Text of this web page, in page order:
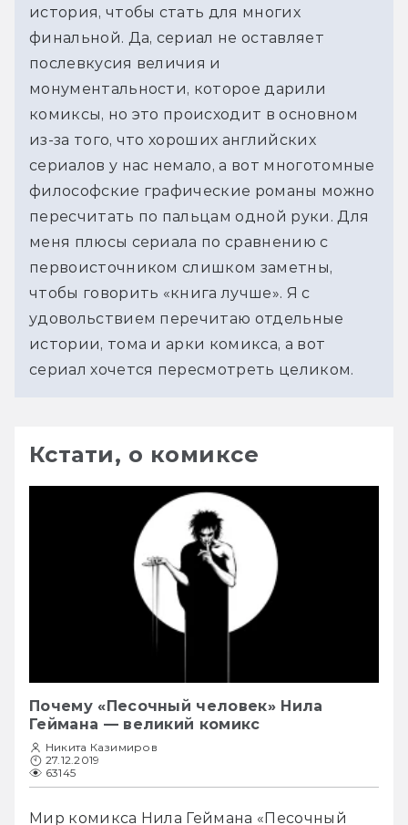
история, чтобы стать для многих
финальной. Да, сериал не оставляет
послевкусия величия и
монументальности, которое дарили
комиксы, но это происходит в основном
из-за того, что хороших английских
сериалов у нас немало, а вот многотомные
философские графические романы можно
пересчитать по пальцам одной руки. Для
меня плюсы сериала по сравнению с
первоисточником слишком заметны,
чтобы говорить «книга лучше». Я с
удовольствием перечитаю отдельные
истории, тома и арки комикса, а вот
сериал хочется пересмотреть целиком.
Кстати, о комиксе
Почему «Песочный человек» Нила
Геймана — великий комикс
Никита Казимиров
27.12.2019
63145
Мир комикса Нила Геймана «Песочный